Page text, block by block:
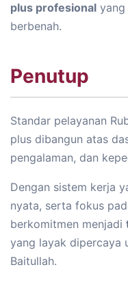
plus profesional yang
berbenah.
Penutup
Standar pelayanan
plus dibangun atas
pengalaman, dan
Dengan sistem kerja
nyata, serta fokus
berkomitmen menjadi
yang layak dipercaya
Baitullah.